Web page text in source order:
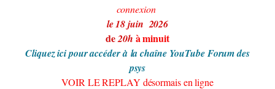
connexion
le 18 juin 2026
de20h à minuit
Cliquez ici pour accéder à la chaîne YouTube Forum des
psys
VOIR LE REPLAY désormais en ligne